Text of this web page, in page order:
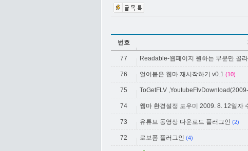
번호
77 Readable-웹페이지 원하는 부분만 골라
76 얼어붙은 웹마 재시작하기 v0.1 (10)
75 ToGetFLV
74 웹마 환경설정 도우미 2009. 8. 12일자
73 유튜브 동영상 다운로드 플러그인 (2)
72 로보폼 플러그인 (4)